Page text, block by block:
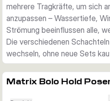
mehrere Tragkräfte, um sich
anzupassen – Wassertiefe,
Strömung beeinflussen alle,
Die verschiedenen
wechseln, ohne neue Sets
Matrix Bolo Hold